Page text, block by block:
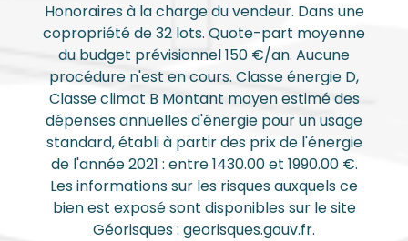
Honoraires à la charge du vendeur. Dans une
copropriété de 32 lots. Quote-part moyenne
du budget prévisionnel 150 €/an. Aucune
procédure n'est en cours. Classe énergie D,
Classe climat B Montant moyen estimé des
dépenses annuelles d'énergie pour un usage
standard, établi à partir des prix de l'énergie
de l'année 2021 : entre 1430.00 et 1990.00 €.
Les informations sur les risques auxquels ce
bien est exposé sont disponibles sur le site
Géorisques : georisques.gouv.fr.